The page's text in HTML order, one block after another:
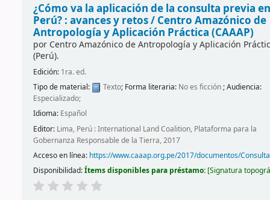
¿Cómo va la aplicación de la consulta previa
Perú? : avances y retos / Centro Amazónico de
Antropología y Aplicación Práctica (CAAAP)
por Centro Amazónico de Antropología y Aplicación
(Perú).
Edición: 1ra. ed.
Tipo de material:
Texto; Forma literaria: No es ficción; Audiencia:
Especializado;
Idioma: Español
Editor: Lima, Perú : International Land Coalition, Plataforma para la
Gobernanza Responsable de la Tierra, 2017
Acceso en línea: https://www.caaap.org.pe/2017/documentos/
Disponibilidad:Ítems disponibles para préstamo: Signatura